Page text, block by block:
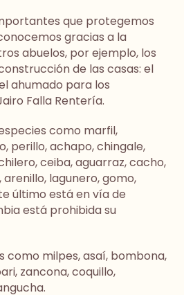
que protegemos
gracias a la
abuelos, por ejemplo, los
de las casas: el
ahumado para los
Falla Rentería.
como marfil,
perillo, achapo, chingale,
ceiba, aguarraz, cacho,
lagunero, gomo,
último está en vía de
está prohibida su
como milpes, asaí, bombona,
zancona, coquillo,